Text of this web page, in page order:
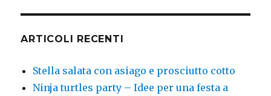
ARTICOLI RECENTI
Stella salata con asiago e prosciutto cotto
Ninja turtles party – Idee per una festa a